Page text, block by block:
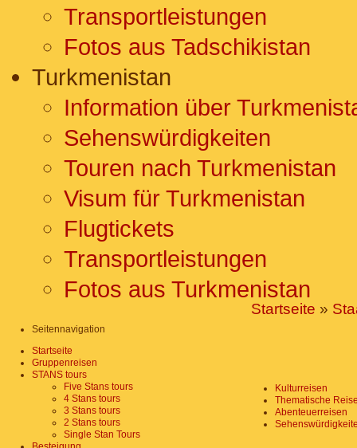
Transportleistungen
Fotos aus Tadschikistan
Turkmenistan
Information über
Sehenswürdigkeiten
Touren nach Turkmenistan
Visum für Turkmenistan
Flugtickets
Transportleistungen
Fotos aus Turkmenistan
Startseite »
Kulturreisen
Thematische
Abenteuerreisen
Seitennavigation
Startseite
Gruppenreisen
STANS tours
Five Stans tours
4 Stans tours
3 Stans tours
2 Stans tours
Single Stan Tours